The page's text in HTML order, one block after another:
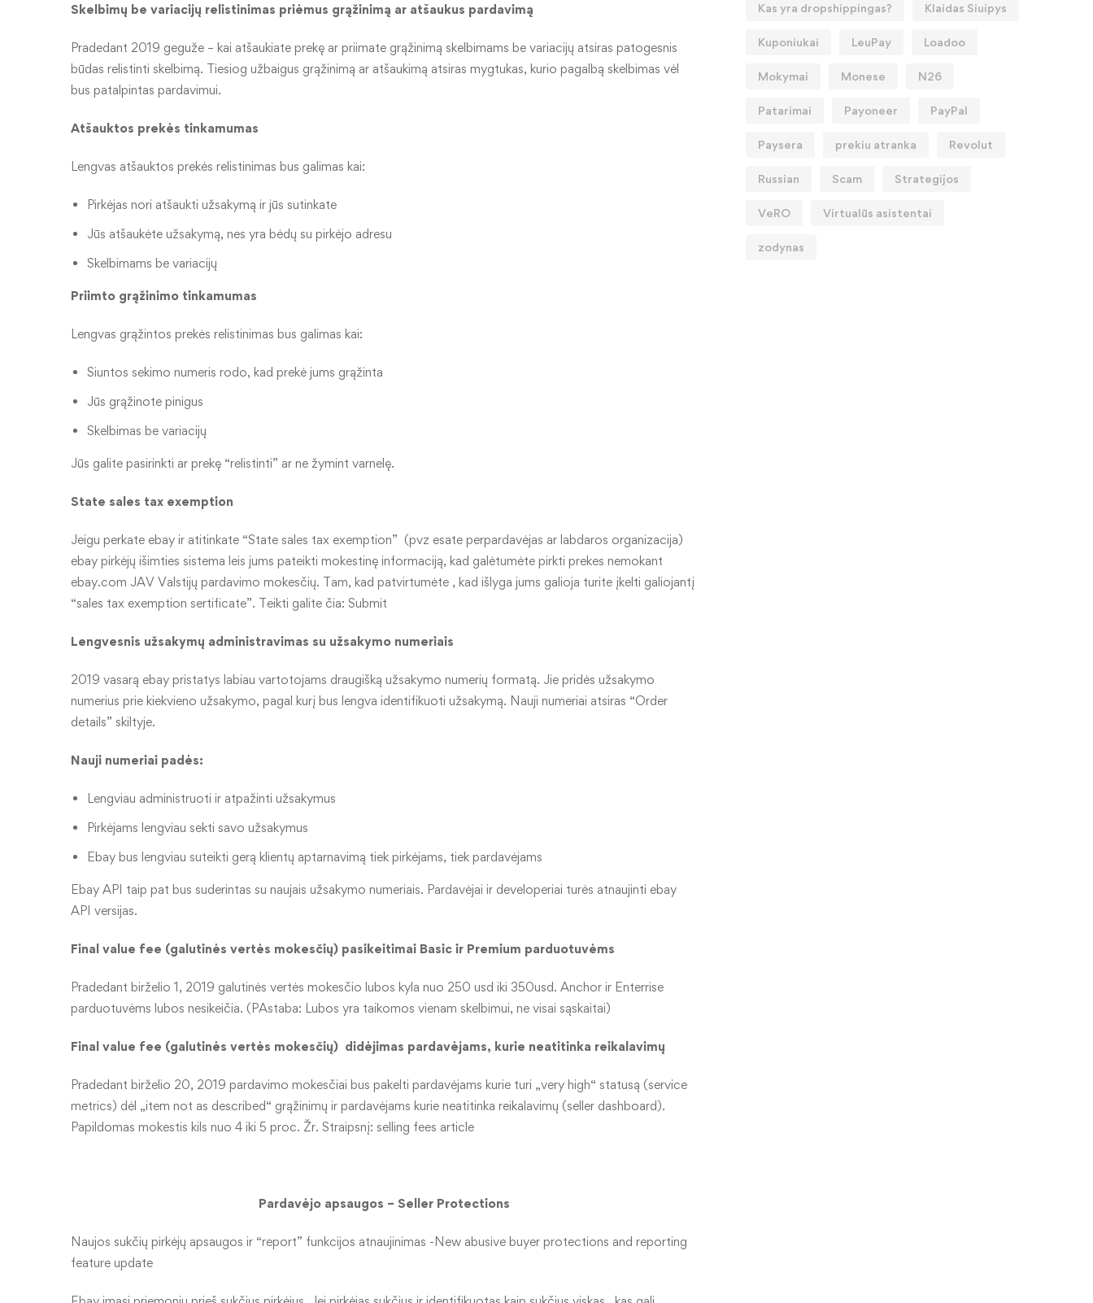
Skelbimų be variacijų relistinimas priėmus grąžinimą ar atšaukus pardavimą
Pradedant 2019 geguže – kai atšaukiate prekę ar priimate grąžinimą skelbimams be variacijų atsiras patogesnis
būdas relistinti skelbimą. Tiesiog užbaigus grąžinimą ar atšaukimą atsiras mygtukas, kurio pagalbą skelbimas vėl
bus patalpintas pardavimui.
Atšauktos prekės tinkamumas
Lengvas atšauktos prekės relistinimas bus galimas kai:
Pirkėjas nori atšaukti užsakymą ir jūs sutinkate
Jūs atšaukėte užsakymą, nes yra bėdų su pirkėjo adresu
Skelbimams be variacijų
Priimto grąžinimo tinkamumas
Lengvas grąžintos prekės relistinimas bus galimas kai:
Siuntos sekimo numeris rodo, kad prekė jums grąžinta
Jūs grąžinote pinigus
Skelbimas be variacijų
Jūs galite pasirinkti ar prekę “relistinti” ar ne žymint varnelę.
State sales tax exemption
Jeigu perkate ebay ir atitinkate “State sales tax exemption” (pvz esate perpardavėjas ar labdaros organizacija)
ebay pirkėjų išimties sistema leis jums pateikti mokestinę informaciją, kad galėtumėte pirkti prekes nemokant
ebay.com JAV Valstijų pardavimo mokesčių. Tam, kad patvirtumėte , kad išlyga jums galioja turite įkelti galiojantį
“sales tax exemption sertificate”. Teikti galite čia: Submit
Lengvesnis užsakymų administravimas su užsakymo numeriais
2019 vasarą ebay pristatys labiau vartotojams draugišką užsakymo numerių formatą. Jie pridės užsakymo
numerius prie kiekvieno užsakymo, pagal kurį bus lengva identifikuoti užsakymą. Nauji numeriai atsiras “Order
details” skiltyje.
Nauji numeriai padės:
Lengviau administruoti ir atpažinti užsakymus
Pirkėjams lengviau sekti savo užsakymus
Ebay bus lengviau suteikti gerą klientų aptarnavimą tiek pirkėjams, tiek pardavėjams
Ebay API taip pat bus suderintas su naujais užsakymo numeriais. Pardavėjai ir developeriai turės atnaujinti ebay
API versijas.
Final value fee (galutinės vertės mokesčių) pasikeitimai Basic ir Premium parduotuvėms
Pradedant birželio 1, 2019 galutinės vertės mokesčio lubos kyla nuo 250 usd iki 350usd. Anchor ir Enterrise
parduotuvėms lubos nesikeičia. (PAstaba: Lubos yra taikomos vienam skelbimui, ne visai sąskaitai)
Final value fee (galutinės vertės mokesčių) didėjimas pardavėjams, kurie neatitinka reikalavimų
Pradedant birželio 20, 2019 pardavimo mokesčiai bus pakelti pardavėjams kurie turi „very high“ statusą (service
metrics) dėl „item not as described“ grąžinimų ir pardavėjams kurie neatitinka reikalavimų (seller dashboard).
Papildomas mokestis kils nuo 4 iki 5 proc. Žr. Straipsnį: selling fees article
Pardavėjo apsaugos – Seller Protections
Naujos sukčių pirkėjų apsaugos ir “report” funkcijos atnaujinimas -New abusive buyer protections and reporting
feature update
Kas yra dropshippingas? Klaidas Siuipys
Kuponiukai LeuPay Loadoo
Mokymai Monese N26
Patarimai Payoneer PayPal
Paysera prekiu atranka Revolut
Russian Scam Strategijos
VeRO Virtualūs asistentai
zodynas